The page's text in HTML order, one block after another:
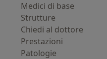
Medici di base
Strutture
Chiedi al dottore
Prestazioni
Patologie